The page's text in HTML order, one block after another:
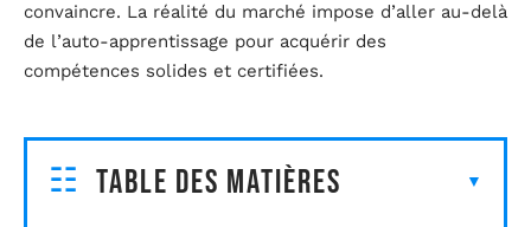
convaincre. La réalité du marché impose d’aller au-delà
de l’auto-apprentissage pour acquérir des
compétences solides et certifiées.
Table des matières